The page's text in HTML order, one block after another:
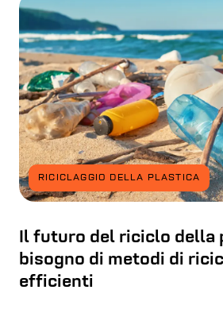
RICICLAGGIO DELLA PLASTICA
Il futuro del riciclo della
bisogno di metodi di
efficienti